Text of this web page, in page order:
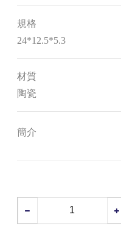
規格
24*12.5*5.3
材質
陶瓷
簡介